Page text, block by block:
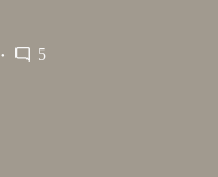
5